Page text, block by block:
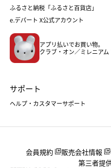
フード
ホーム・キッチン＆アート
ふるさと納税「ふるさと百貨店」
e.デパート X公式アカウント
アプリ払いでお買い物。
クラブ・オン／ミレニアム
サポート
ヘルプ・カスタマーサポート
会員規約 販売会社情報
第三者提